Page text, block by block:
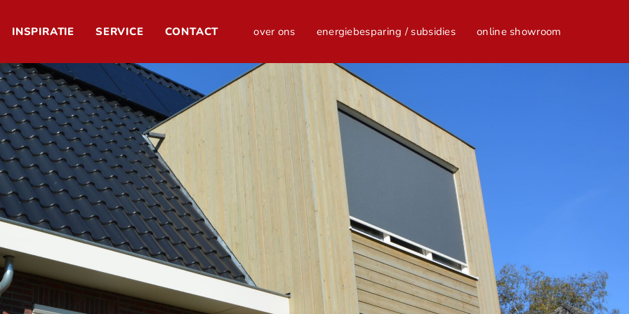
INSPIRATIE SERVICE CONTACT over ons energiebesparing / subsidies online showroom